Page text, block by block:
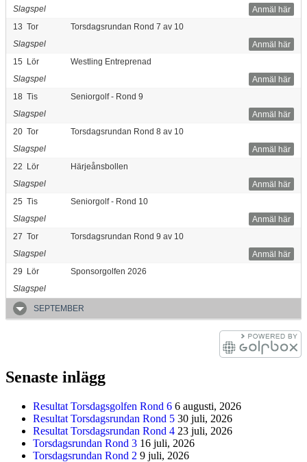
Anmäl här
Slagspel
13 Tor
Torsdagsrundan Rond 7 av 10
Anmäl här
Slagspel
15 Lör
Westling Entreprenad
Anmäl här
Slagspel
18 Tis
Seniorgolf - Rond 9
Anmäl här
Slagspel
20 Tor
Torsdagsrundan Rond 8 av 10
Anmäl här
Slagspel
22 Lör
Härjeånsbollen
Anmäl här
Slagspel
25 Tis
Seniorgolf - Rond 10
Anmäl här
Slagspel
27 Tor
Torsdagsrundan Rond 9 av 10
Anmäl här
Slagspel
29 Lör
Sponsorgolfen 2026
Slagspel
SEPTEMBER
Senaste inlägg
Resultat Torsdagsgolfen Rond 6 6 augusti, 2026
Resultat Torsdagsrundan Rond 5 30 juli, 2026
Resultat Torsdagsrundan Rond 4 23 juli, 2026
Torsdagsrundan Rond 3 16 juli, 2026
Torsdagsrundan Rond 2 9 juli, 2026